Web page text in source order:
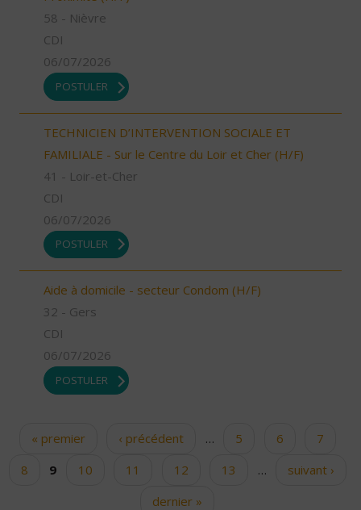
58 - Nièvre
CDI
06/07/2026
POSTULER
TECHNICIEN D’INTERVENTION SOCIALE ET
FAMILIALE - Sur le Centre du Loir et Cher (H/F)
41 - Loir-et-Cher
CDI
06/07/2026
POSTULER
Aide à domicile - secteur Condom (H/F)
32 - Gers
CDI
06/07/2026
POSTULER
Pages« premier ‹ précédent … 5 6
7
8
9 10 11 12 13 …
suivant ›
dernier »